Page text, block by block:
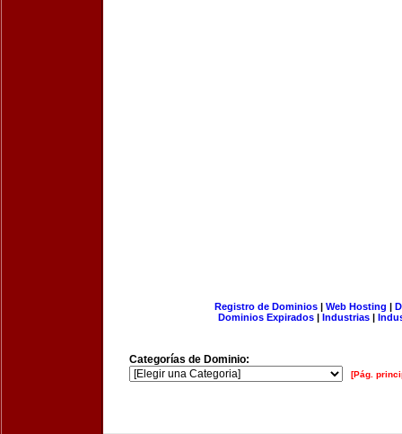
Registro de Dominios| Web Hosting |
Dominios Expirados | Industrias |
Categorías de Dominio:
[Pág.